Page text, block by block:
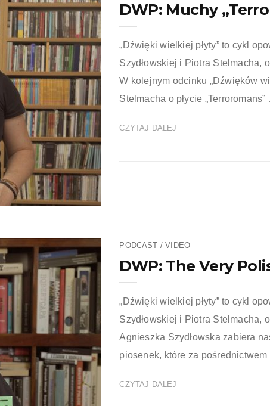
DWP: Muchy
„Dźwięki wielkiej płyty” to cykl
Szydłowskiej i Piotra Stelmacha,
W kolejnym odcinku „Dźwięków
Stelmacha o płycie
CZYTAJ DALEJ
PODCAST / VIDEO
DWP: The Very
„Dźwięki wielkiej płyty” to cykl
Szydłowskiej i Piotra Stelmacha,
Agnieszka Szydłowska zabiera
piosenek, które za
CZYTAJ DALEJ